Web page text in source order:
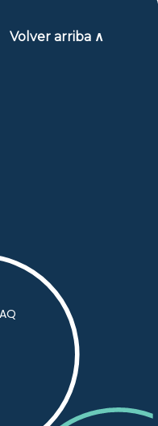
Volver arriba ∧